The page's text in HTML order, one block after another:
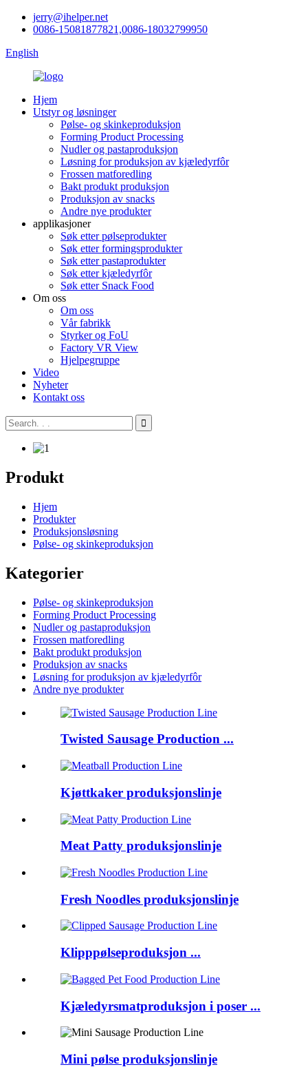
jerry@ihelper.net
0086-15081877821,0086-18032799950
English
Hjem
Utstyr og løsninger
Pølse- og skinkeproduksjon
Forming Product Processing
Nudler og pastaproduksjon
Løsning for produksjon av kjæledyrfôr
Frossen matforedling
Bakt produkt produksjon
Produksjon av snacks
Andre nye produkter
applikasjoner
Søk etter pølseprodukter
Søk etter formingsprodukter
Søk etter pastaprodukter
Søk etter kjæledyrfôr
Søk etter Snack Food
Om oss
Om oss
Vår fabrikk
Styrker og FoU
Factory VR View
Hjelpegruppe
Video
Nyheter
Kontakt oss
Produkt
Hjem
Produkter
Produksjonsløsning
Pølse- og skinkeproduksjon
Kategorier
Pølse- og skinkeproduksjon
Forming Product Processing
Nudler og pastaproduksjon
Frossen matforedling
Bakt produkt produksjon
Produksjon av snacks
Løsning for produksjon av kjæledyrfôr
Andre nye produkter
Twisted Sausage Production ...
Kjøttkaker produksjonslinje
Meat Patty produksjonslinje
Fresh Noodles produksjonslinje
Klipppølseproduksjon ...
Kjæledyrsmatproduksjon i poser ...
Mini pølse produksjonslinje